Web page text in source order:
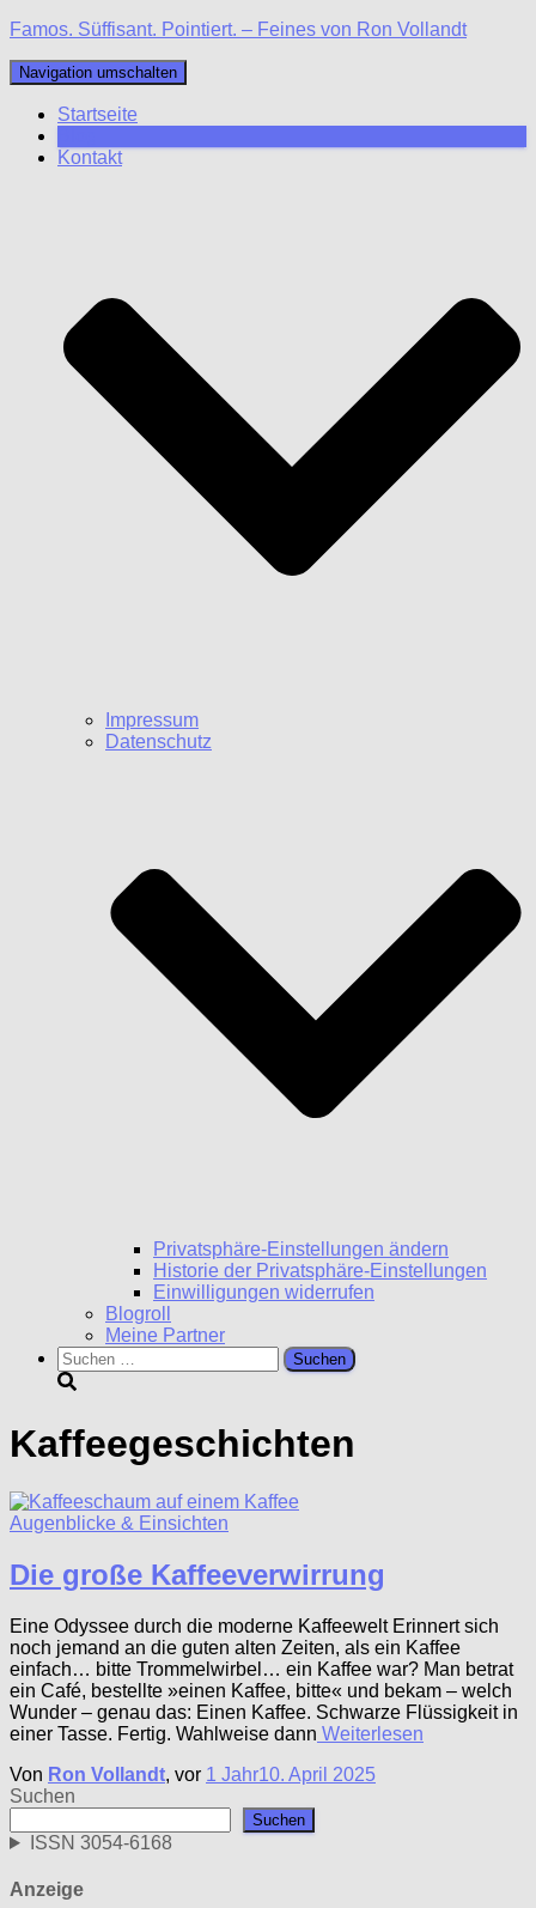
Famos. Süffisant. Pointiert. – Feines von Ron Vollandt
Navigation umschalten
Startseite
Kontakt
Impressum
Datenschutz
Privatsphäre-Einstellungen ändern
Historie der Privatsphäre-Einstellungen
Einwilligungen widerrufen
Blogroll
Meine Partner
Suchen
nach:
Kaffeegeschichten
Augenblicke & Einsichten
Die große Kaffeeverwirrung
Eine Odyssee durch die moderne Kaffeewelt Erinnert sich
noch jemand an die guten alten Zeiten, als ein Kaffee
einfach… bitte Trommelwirbel… ein Kaffee war? Man betrat
ein Café, bestellte »einen Kaffee, bitte« und bekam – welch
Wunder – genau das: Einen Kaffee. Schwarze Flüssigkeit in
einer Tasse. Fertig. Wahlweise dann Weiterlesen
Von Ron Vollandt, vor 1 Jahr10. April 2025
Suchen
Suchen
ISSN 3054-6168
Anzeige